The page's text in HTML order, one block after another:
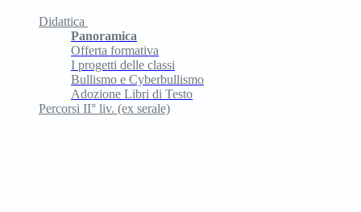
Didattica
Panoramica
Offerta formativa
I progetti delle classi
Bullismo e Cyberbullismo
Adozione Libri di Testo
Percorsi II° liv. (ex serale)